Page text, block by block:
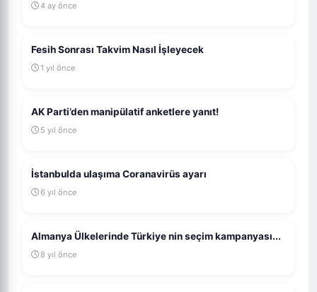
4 ay önce
Fesih Sonrası Takvim Nasıl İşleyecek
1 yıl önce
AK Parti’den manipülatif anketlere yanıt!
5 yıl önce
İstanbulda ulaşıma Coranavirüs ayarı
6 yıl önce
Almanya Ülkelerinde Türkiye nin seçim kampanyası...
8 yıl önce